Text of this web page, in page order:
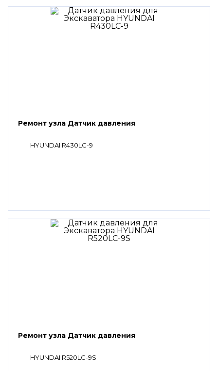
Ремонт узла Датчик давления
HYUNDAI R430LC-9
Ремонт узла Датчик давления
HYUNDAI R520LC-9S